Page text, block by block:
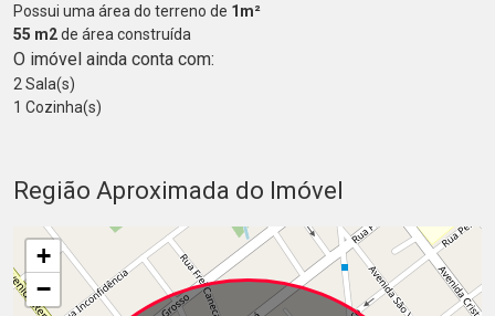
Possui uma área do terreno de 1m²
55 m2de área construída
O imóvel ainda conta com:
2 Sala(s)
1 Cozinha(s)
Região Aproximada do Imóvel
+
−